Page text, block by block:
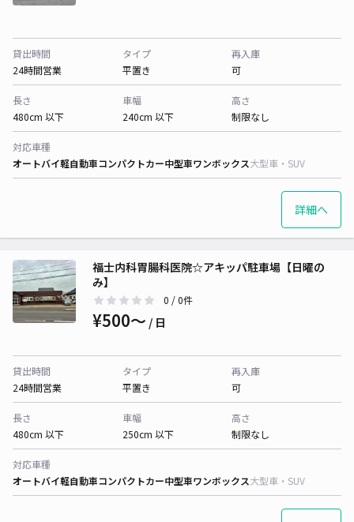
貸出時間
24時間営業
タイプ
平置き
再入庫
可
長さ
480cm 以下
車幅
240cm 以下
高さ
制限なし
対応車種
オートバイ軽自動車コンパクトカー中型車ワンボックス大型車・SUV
詳細へ
福士内科胃腸科医院☆アキッパ駐車場【日曜の
み】
0 / 0件
¥500〜 / 日
貸出時間
24時間営業
タイプ
平置き
再入庫
可
長さ
480cm 以下
車幅
250cm 以下
高さ
制限なし
対応車種
オートバイ軽自動車コンパクトカー中型車ワンボックス大型車・SUV